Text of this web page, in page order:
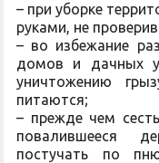
– при уборке
руками, не
– во избежание
домов и дачных
уничтожению
питаются;
– прежде чем
повалившееся
постучать по